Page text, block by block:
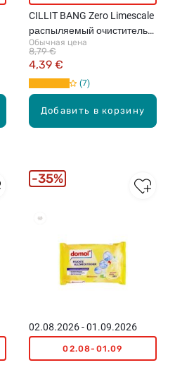
Добавить в корзину
CILLIT BANG Zero Limescale
распыляемый очиститель
поверхностей, 750мл
Обычная цена
4,39 €
8,79 €
7
02.08.2026 - 01.09.2026
02.08-01.09
35%